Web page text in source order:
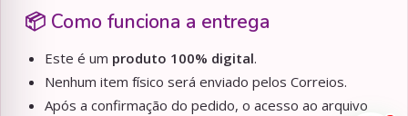
📦 Como funciona a entrega
Este é um produto 100% digital.
Nenhum item físico será enviado pelos Correios.
Após a confirmação do pedido, o acesso ao arquivo